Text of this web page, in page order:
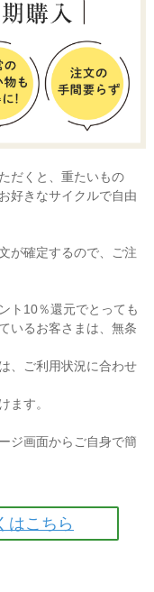
だくと、重たいもの
好きなサイクルで自由
が確定するので、ご注
ト10％還元でとっても
いるお客さまは、無条
、ご利用状況に合わせ
ます。
ジ画面からご自身で簡
はこちら